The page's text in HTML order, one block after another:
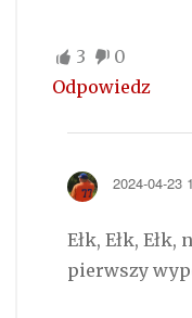
3
0
Odpowiedz
2024-04-23
Ełk, Ełk,
pierwszy